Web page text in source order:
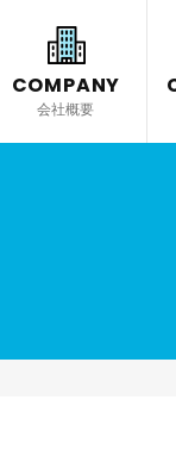
COMPANY
会社概要